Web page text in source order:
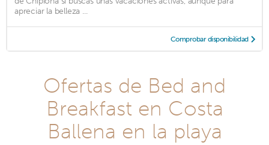
apreciar la belleza ...
Comprobar disponibilidad
Ofertas de Bed and
Breakfast en Costa
Ballena en la playa